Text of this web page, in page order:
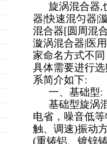
旋涡混合器,
器|快速混匀器|
混合器[圆周混
漩涡混合器|医
家命名方式不
具体需要进行
系简介如下:
一、基础型:
基础型旋涡
电省，噪音低
触、调速)振动
(重铸铝、镀锌